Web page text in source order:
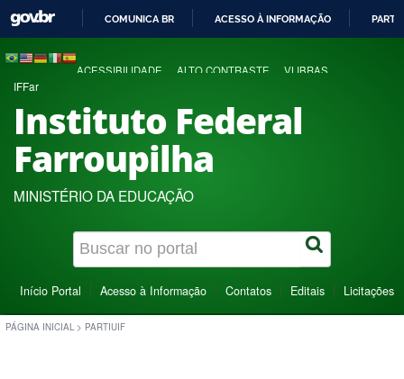
COMUNICA BR ACESSO À INFORMAÇÃO
ACESSIBILIDADE ALTO CONTRASTE VLIBRAS
IFFar
Instituto Federal
Farroupilha
MINISTÉRIO DA EDUCAÇÃO
Início Portal Acesso à Informação Contatos Editais Licitações
PÁGINA INICIAL > PARTIUIF